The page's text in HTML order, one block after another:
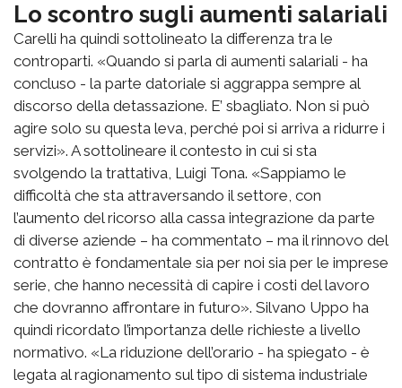
Lo scontro sugli aumenti salariali
Carelli ha quindi sottolineato la differenza tra le
controparti. «Quando si parla di aumenti salariali - ha
concluso - la parte datoriale si aggrappa sempre al
discorso della detassazione. E’ sbagliato. Non si può
agire solo su questa leva, perché poi si arriva a ridurre i
servizi». A sottolineare il contesto in cui si sta
svolgendo la trattativa, Luigi Tona. «Sappiamo le
difficoltà che sta attraversando il settore, con
l’aumento del ricorso alla cassa integrazione da parte
di diverse aziende – ha commentato – ma il rinnovo del
contratto è fondamentale sia per noi sia per le imprese
serie, che hanno necessità di capire i costi del lavoro
che dovranno affrontare in futuro». Silvano Uppo ha
quindi ricordato l’importanza delle richieste a livello
normativo. «La riduzione dell’orario - ha spiegato - è
legata al ragionamento sul tipo di sistema industriale